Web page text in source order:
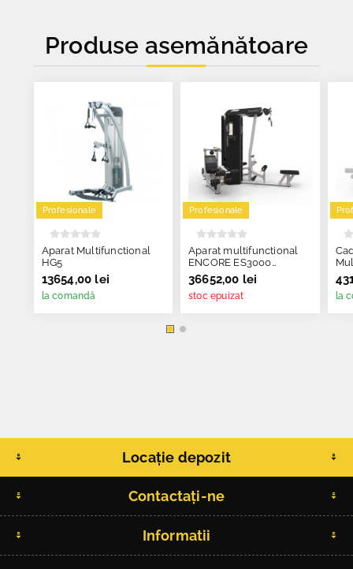
Produse asemănătoare
Profesionale
Aparat Multifunctional
HG5
13654,00 lei
la comandă
Profesionale
Aparat multifunctional
ENCORE ES3000
Impulse Fitness
36652,00 lei
stoc epuizat la
Locație depozit
Contactați-ne
Informatii